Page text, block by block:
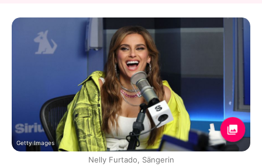
Getty Images
Nelly Furtado, Sängerin